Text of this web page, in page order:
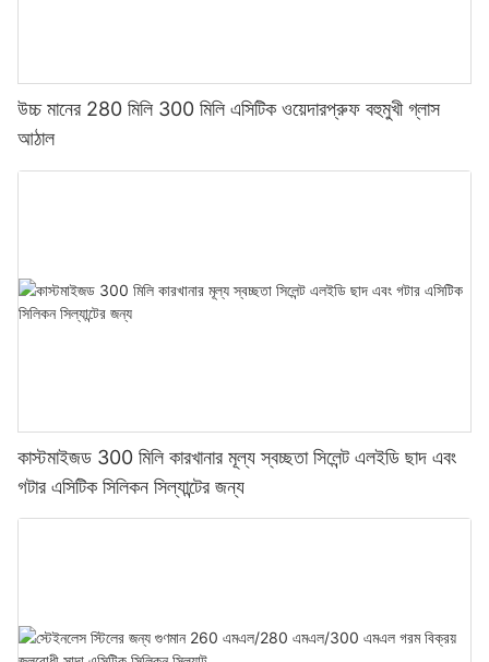
উচ্চ মানের 280 মিলি 300 মিলি এসিটিক ওয়েদারপ্রুফ বহুমুখী গ্লাস
আঠাল
কাস্টমাইজড 300 মিলি কারখানার মূল্য স্বচ্ছতা সিলেন্ট এলইডি ছাদ এবং
গটার এসিটিক সিলিকন সিল্যান্টের জন্য